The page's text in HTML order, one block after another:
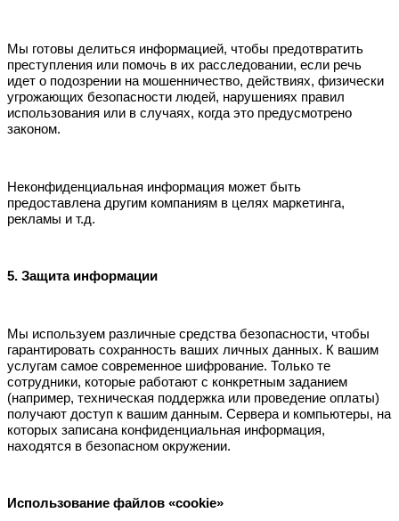
Мы готовы делиться информацией, чтобы предотвратить
преступления или помочь в их расследовании, если речь
идет о подозрении на мошенничество, действиях, физически
угрожающих безопасности людей, нарушениях правил
использования или в случаях, когда это предусмотрено
законом.
Неконфиденциальная информация может быть
предоставлена другим компаниям в целях маркетинга,
рекламы и т.д.
5. Защита информации
Мы используем различные средства безопасности, чтобы
гарантировать сохранность ваших личных данных. К вашим
услугам самое современное шифрование. Только те
сотрудники, которые работают с конкретным заданием
(например, техническая поддержка или проведение оплаты)
получают доступ к вашим данным. Сервера и компьютеры, на
которых записана конфиденциальная информация,
находятся в безопасном окружении.
Использование файлов «cookie»